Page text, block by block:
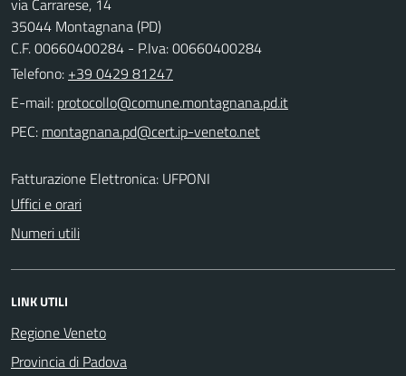
35044 Montagnana (PD)
C.F. 00660400284 - P.Iva: 00660400284
Telefono: +39 0429 81247
E-mail:
PEC:
Fatturazione Elettronica: UFPONI
Uffici e orari
Numeri utili
LINK UTILI
Regione Veneto
Provincia di Padova